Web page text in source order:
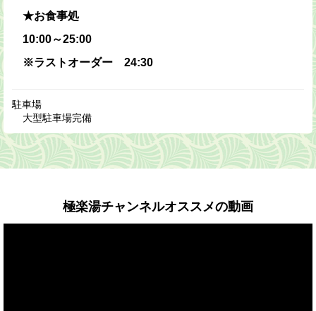
★お食事処
10:00～25:00
※ラストオーダー 24:30
駐車場
大型駐車場完備
極楽湯チャンネルオススメの動画